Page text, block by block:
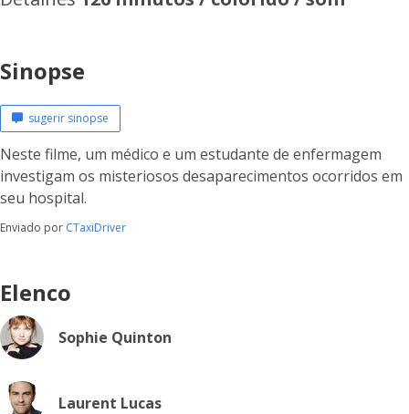
Sinopse
sugerir sinopse
Neste filme, um médico e um estudante de enfermagem
investigam os misteriosos desaparecimentos ocorridos em
seu hospital.
Enviado por CTaxiDriver
Elenco
Sophie Quinton
Laurent Lucas